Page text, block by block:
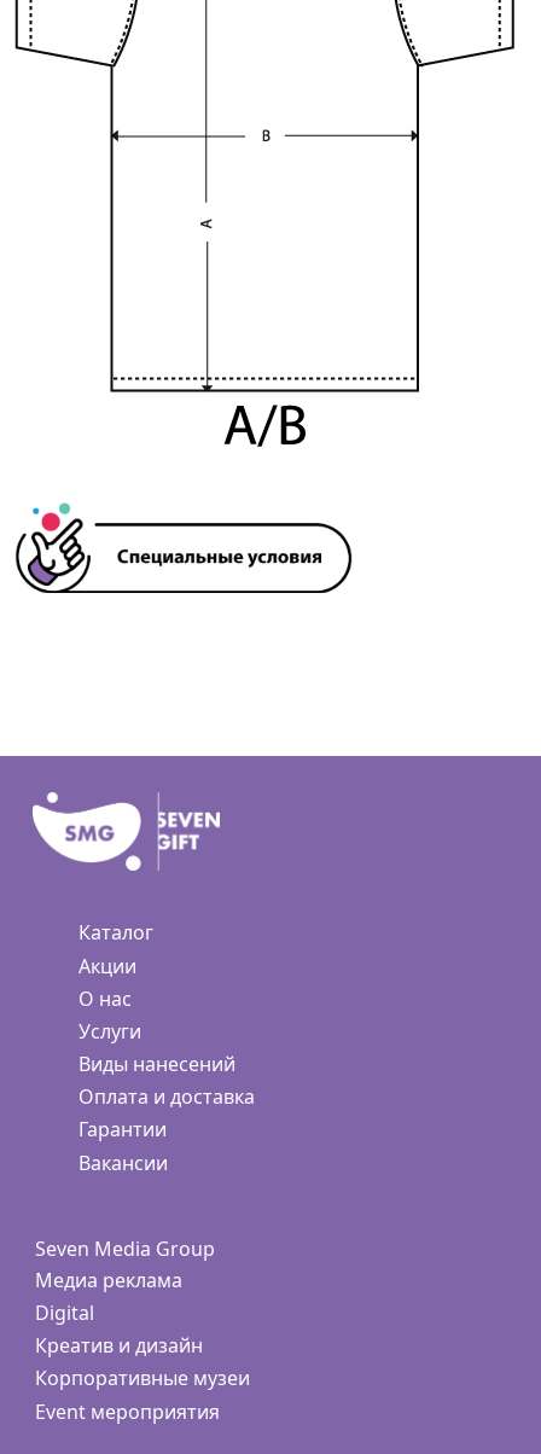
Каталог
Акции
О нас
Услуги
Виды нанесений
Оплата и доставка
Гарантии
Вакансии
Seven Media Group
Медиа реклама
Digital
Креатив и дизайн
Корпоративные музеи
Event мероприятия